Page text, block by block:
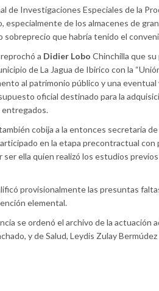
de Investigaciones Especiales de la
especialmente de los almacenes de
sobreprecio que habría tenido el
a Didier Lobo Chinchilla que
de La Jagua de Ibirico con la
al patrimonio público y una
oficial destinado para la
cobija a la entonces secretaria
en la etapa precontractual
ser ella quien realizó los estudios
provisionalmente las presuntas
elemental.
se ordenó el archivo de la
y de Salud, Leydis Zulay